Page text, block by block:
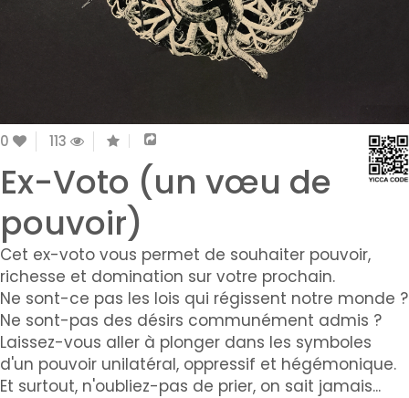
0 113
Ex-Voto (un vœu de
pouvoir)
Cet ex-voto vous permet de souhaiter pouvoir,
richesse et domination sur votre prochain.
Ne sont-ce pas les lois qui régissent notre monde ?
Ne sont-pas des désirs communément admis ?
Laissez-vous aller à plonger dans les symboles
d'un pouvoir unilatéral, oppressif et hégémonique.
Et surtout, n'oubliez-pas de prier, on sait jamais...